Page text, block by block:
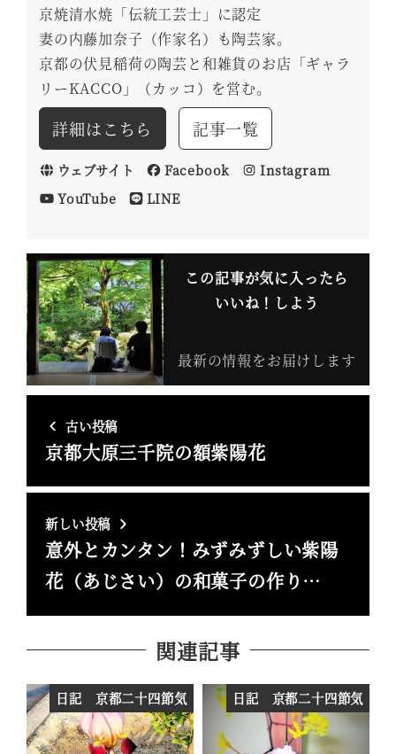
京焼清水焼「伝統工芸士」に認定
妻の内藤加奈子（作家名）も陶芸家。
京都の伏見稲荷の陶芸と和雑貨のお店「ギャラ
リーKACCO」（カッコ）を営む。
詳細はこちら 記事一覧
ウェブサイト Facebook
Instagram
YouTube
LINE
この記事が気に入ったら
いいね！しよう
最新の情報をお届けします
古い投稿
京都大原三千院の額紫陽花
新しい投稿
意外とカンタン！みずみずしい紫陽
花（あじさい）の和菓子の作り…
関連記事
日記 京都二十四節気 日記 京都二十四節気